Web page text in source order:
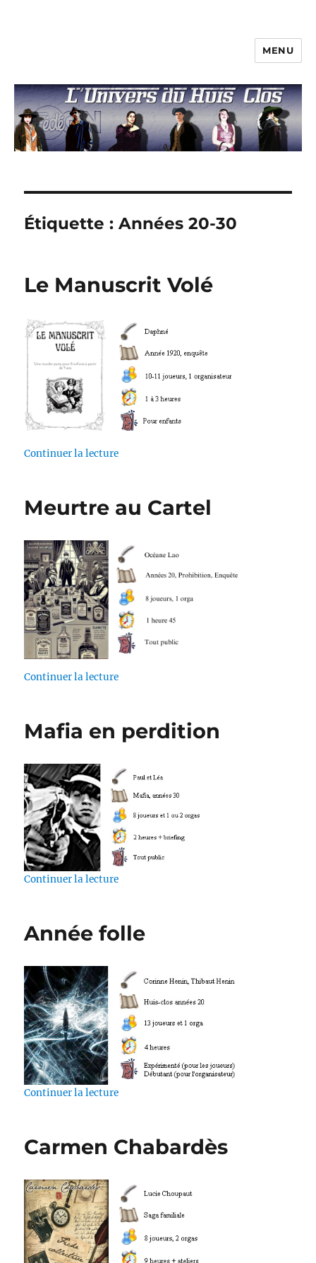
MENU
Étiquette :Années 20-30
Le Manuscrit Volé
Continuer la lecturede « Le Manuscrit Volé »
Meurtre au Cartel
Continuer la lecturede « Meurtre au Cartel »
Mafia en perdition
Continuer la lecturede « Mafia en perdition »
Année folle
Continuer la lecturede « Année folle »
Carmen Chabardès